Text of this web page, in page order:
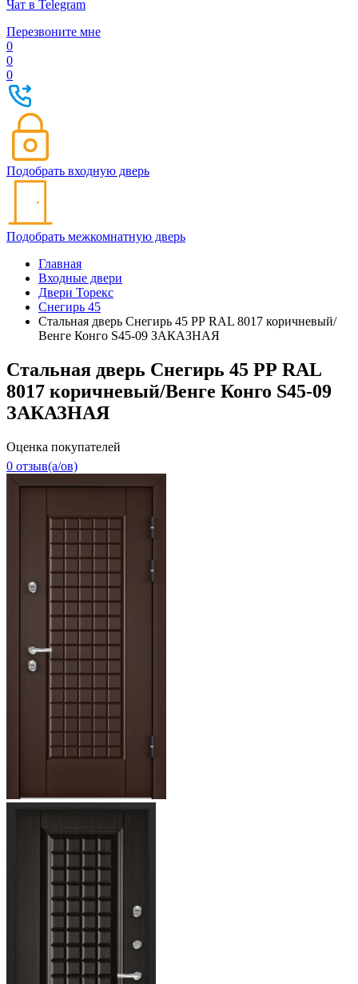
Чат в Telegram
Перезвоните мне
0
0
0
Подобрать входную дверь
Подобрать межкомнатную дверь
Главная
Входные двери
Двери Торекс
Снегирь 45
Стальная дверь Снегирь 45 РР RAL 8017 коричневый/
Венге Конго S45-09 ЗАКАЗНАЯ
Стальная дверь Снегирь 45 РР RAL
8017 коричневый/Венге Конго S45-09
ЗАКАЗНАЯ
Оценка покупателей
0 отзыв(a/ов)